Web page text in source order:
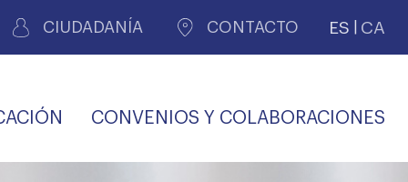
CIUDADANÍA CONTACTO ES CA
CONVENIOS Y COLABORACIONES